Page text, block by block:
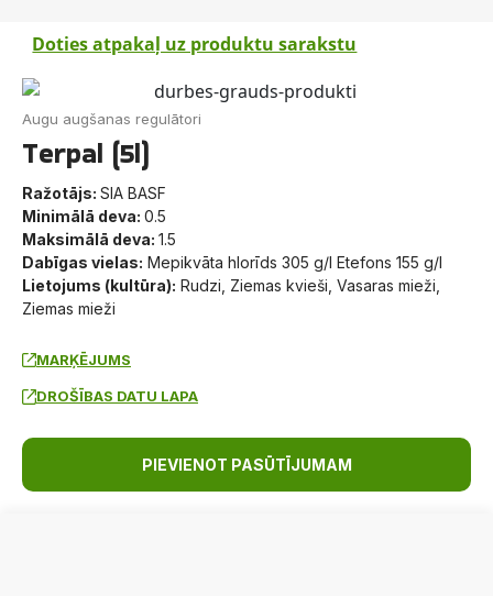
Doties atpakaļ uz produktu sarakstu
Augu augšanas regulātori
Terpal (5l)
Ražotājs: SIA BASF
Minimālā deva: 0.5
Maksimālā deva: 1.5
Dabīgas vielas: Mepikvāta hlorīds 305 g/l Etefons 155 g/l
Lietojums (kultūra): Rudzi, Ziemas kvieši, Vasaras mieži,
Ziemas mieži
MARĶĒJUMS
DROŠĪBAS DATU LAPA
PIEVIENOT PASŪTĪJUMAM